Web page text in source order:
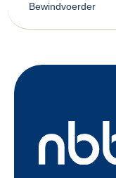
Bewindvoerder